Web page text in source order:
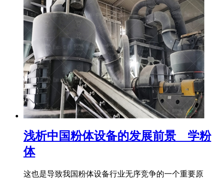
浅析中国粉体设备的发展前景 _ 学粉
体
这也是导致我国粉体设备行业无序竞争的一个重要原